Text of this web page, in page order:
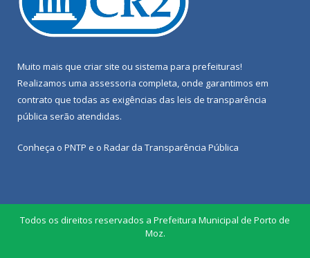
Muito mais que criar site ou sistema para prefeituras!
Realizamos uma assessoria completa, onde garantimos em
contrato que todas as exigências das leis de transparência
pública serão atendidas.
Conheça o PNTP e o Radar da Transparência Pública
Todos os direitos reservados a Prefeitura Municipal de Porto de
Moz.